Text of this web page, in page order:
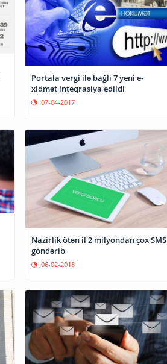
Portala vergi ilə bağlı 7 yeni e-
xidmət inteqrasiya edildi
07-04-2017
Nazirlik ötən il 2 milyondan çox SMS
göndərib
06-02-2018